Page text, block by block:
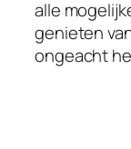
alle
genieten
ongeacht